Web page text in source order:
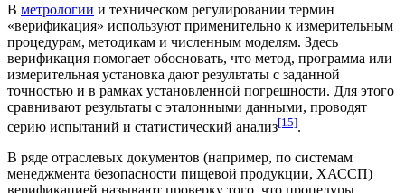
В метрологии и техническом регулировании термин
«верификация» используют применительно к измерительным
процедурам, методикам и численным моделям. Здесь
верификация помогает обосновать, что метод, программа или
измерительная установка дают результаты с заданной
точностью и в рамках установленной погрешности. Для этого
сравнивают результаты с эталонными данными, проводят
серию испытаний и статистический анализ[15].
В ряде отраслевых документов (например, по системам
менеджмента безопасности пищевой продукции, ХАССП)